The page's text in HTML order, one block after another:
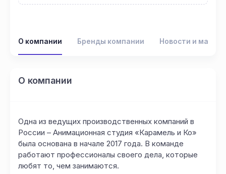
О компании Бренды компании Новости и
О компании
Одна из ведущих производственных компаний в
России – Анимационная студия «Карамель и Ко»
была основана в начале 2017 года. В команде
работают профессионалы своего дела, которые
любят то, чем занимаются.